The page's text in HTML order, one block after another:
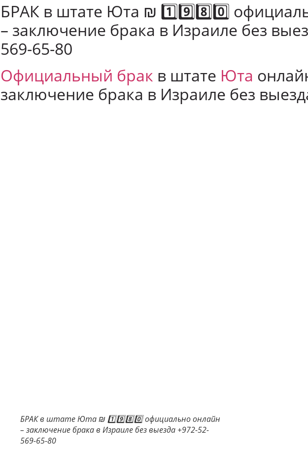
БРАК в штате Юта ₪ 1️⃣9️⃣8️⃣0️⃣
– заключение брака в Израиле без
569-65-80
Официальный брак в штате Юта
заключение брака в Израиле без
БРАК в штате Юта ₪ 1️⃣9️⃣8️⃣0️⃣ официально онлайн
– заключение брака в Израиле без выезда +972-52-
569-65-80